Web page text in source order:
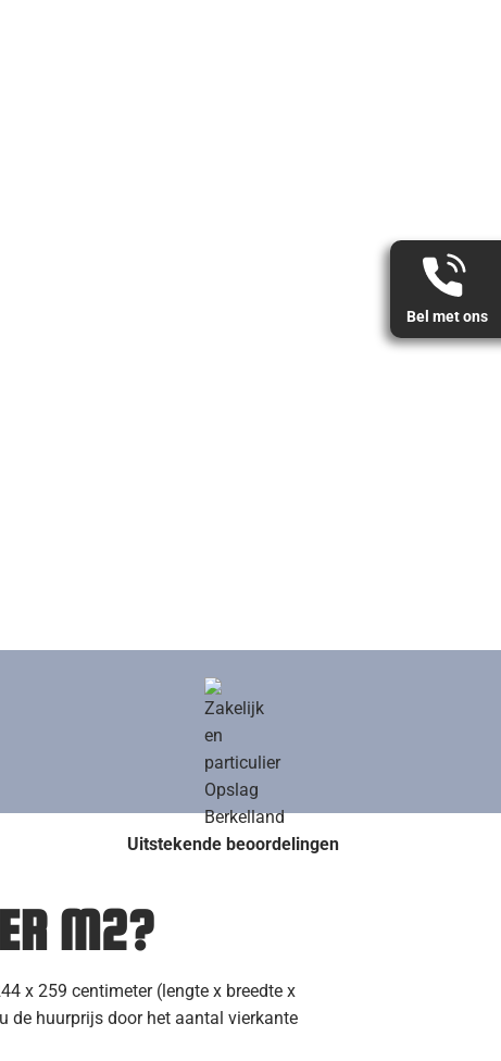
Uitstekende beoordelingen
M2?
x 259 centimeter (lengte x breedte x
de huurprijs door het aantal vierkante
Bel met ons